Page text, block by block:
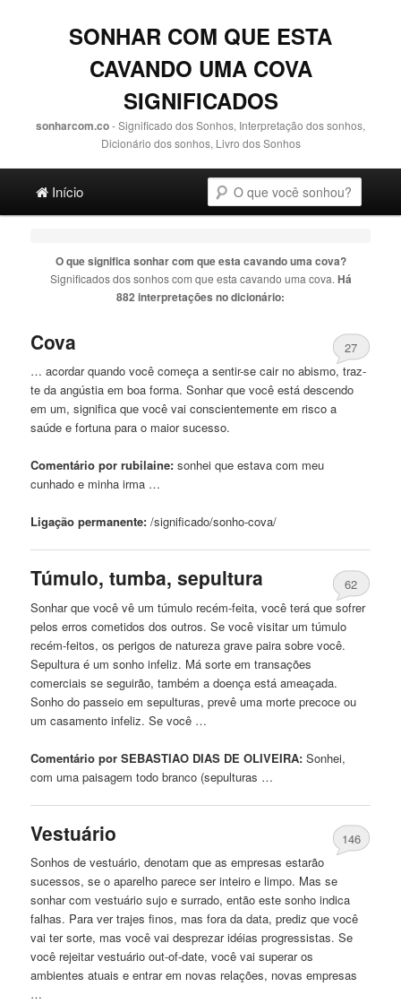
SONHAR COM QUE ESTA
CAVANDO UMA COVA
SIGNIFICADOS
sonharcom.co- Significado dos Sonhos, Interpretação dos sonhos,
Dicionário dos sonhos, Livro dos Sonhos
Ir para o conteúdo principal
Ir para o conteúdo secundário
Início
O que significa sonhar com que esta cavando uma cova?
Significados dos sonhos com que esta cavando uma cova. Há
882 interpretações no dicionário:
Cova
27
… acordar quando você começa a sentir-se cair no abismo, traz-
te da angústia em boa forma. Sonharque você está descendo
em um, significaque você vai conscientemente em risco a
saúde e fortuna para o maior sucesso.
Comentário por rubilaine: sonheique estava com meu
cunhado e minha irma …
Ligação permanente: /significado/sonho-cova/
Túmulo, tumba, sepultura
62
Sonharque você vê um túmulo recém-feita, você teráque sofrer
pelos erros cometidos dos outros. Se você visitar um túmulo
recém-feitos, os perigos de natureza grave paira sobre você.
Sepultura é um sonho infeliz. Má sorte em transações
comerciais se seguirão, também a doença está ameaçada.
Sonho do passeio em sepulturas, prevêuma morte precoce ou
um casamento infeliz. Se você …
Comentário por SEBASTIAO DIAS DE OLIVEIRA: Sonhei,
comuma paisagem todo branco (sepulturas …
Vestuário
146
Sonhos de vestuário, denotamque as empresas estarão
sucessos, se o aparelho parece ser inteiro e limpo. Mas se
sonhar com vestuário sujo e surrado, então este sonho indica
falhas. Para ver trajes finos, mas fora da data, predizque você
vai ter sorte, mas você vai desprezar idéias progressistas. Se
você rejeitar vestuário out-of-date, você vai superar os
ambientes atuais e entrar em novas relações, novas empresas
…